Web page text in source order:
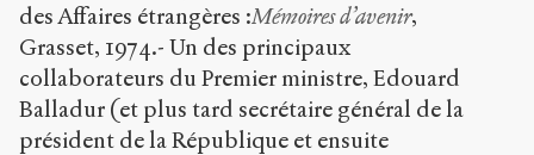
des Affaires étrangères :Mémoires d’avenir,
Grasset, 1974.- Un des principaux
collaborateurs du Premier ministre, Edouard
Balladur (et plus tard secrétaire général de la
président de la République et ensuite